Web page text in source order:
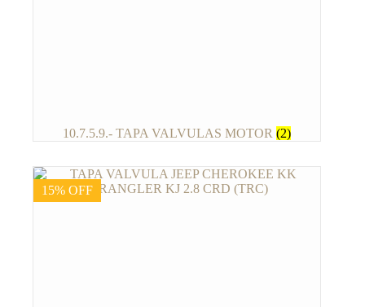
10.7.5.9.- TAPA VALVULAS MOTOR(2)
15% OFF